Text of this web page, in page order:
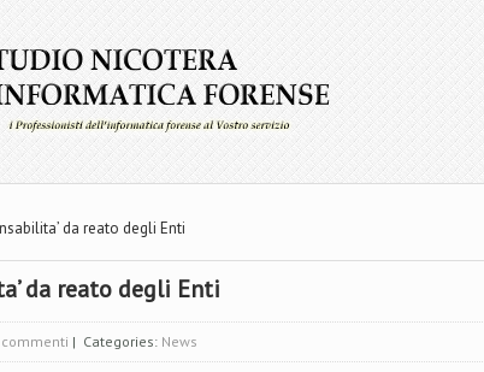
da reato degli Enti
da reato degli Enti
| Categories: News